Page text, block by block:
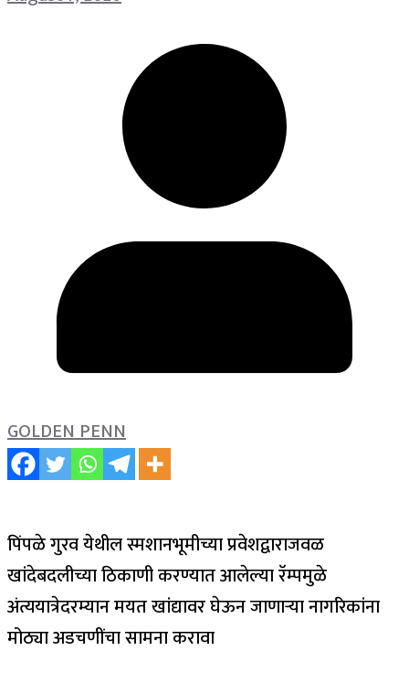
GOLDEN PENN
पिंपळे गुरव येथील स्मशानभूमीच्या प्रवेशद्वाराजवळ
खांदेबदलीच्या ठिकाणी करण्यात आलेल्या रॅम्पमुळे
अंत्ययात्रेदरम्यान मयत खांद्यावर घेऊन जाणाऱ्या नागरिकांना
मोठ्या अडचणींचा सामना करावा